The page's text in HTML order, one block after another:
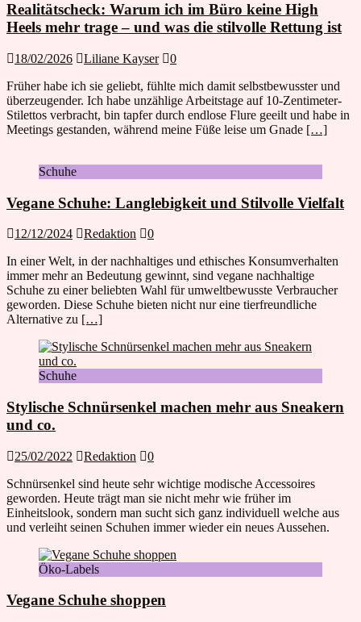
Realitätscheck: Warum ich im Büro keine High
Heels mehr trage – und was die stilvolle Rettung ist
18/02/2026 Liliane Kayser
0
Früher habe ich sie geliebt, fühlte mich damit selbstbewusster und
überzeugender. Ich habe unzählige Arbeitstage auf 10-Zentimeter-
Stilettos verbracht, bin tapfer durch endlose Flure geeilt und habe in
Meetings gestanden, während meine Füße leise um Gnade […]
Schuhe
Vegane Schuhe: Langlebigkeit und Stilvolle Vielfalt
12/12/2024 Redaktion
0
In einer Welt, in der nachhaltiges und ethisches Konsumverhalten
immer mehr an Bedeutung gewinnt, sind vegane nachhaltige
Schuhe zu einer beliebten Wahl für umweltbewusste Verbraucher
geworden. Diese Schuhe bieten nicht nur eine tierfreundliche
Alternative zu […]
Schuhe
Stylische Schnürsenkel machen mehr aus Sneakern
und co.
25/02/2022 Redaktion
0
Schnürsenkel sind heute sehr wichtige modische Accessoires
geworden. Heute trägt man sie nicht mehr wie früher im
Einheitslook, sondern man sucht sich ganz individuell welche aus
und verleiht seinen Schuhen immer wieder ein neues Aussehen.
Öko-Labels
Vegane Schuhe shoppen